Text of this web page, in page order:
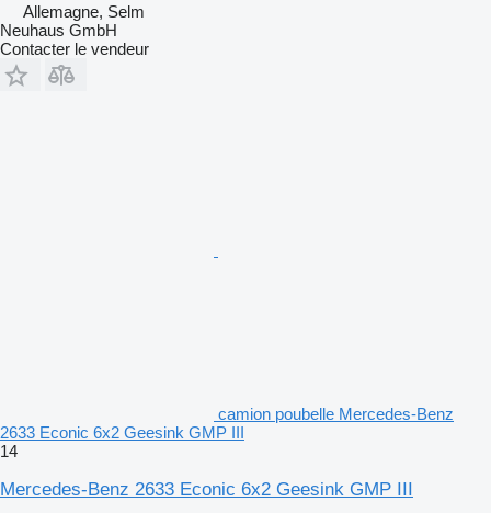
Allemagne, Selm
Neuhaus GmbH
Contacter le vendeur
camion poubelle Mercedes-Benz
2633 Econic 6x2 Geesink GMP III
14
Mercedes-Benz 2633 Econic 6x2 Geesink GMP III